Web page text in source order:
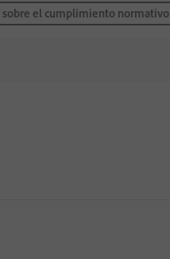
sobre el cumplimiento normativo